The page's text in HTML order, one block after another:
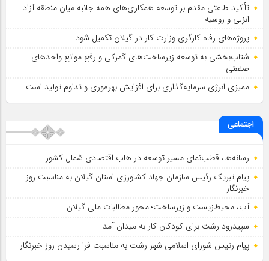
تأكید طاعتی مقدم بر توسعه همكاری‌های همه جانبه میان منطقه آزاد
انزلی و روسیه
پروژه‌های رفاه کارگری وزارت کار در گیلان تکمیل شود
شتاب‌بخشی به توسعه زیرساخت‌های گمركی و رفع موانع واحدهای
صنعتی
ممیزی انرژی سرمایه‌گذاری برای افزایش بهره‌وری و تداوم تولید است
اجتماعی
رسانه‌ها، قطب‌نمای مسیر توسعه در هاب اقتصادی شمال كشور
پیام تبریک رئیس سازمان جهاد کشاورزی استان گیلان به‌ مناسبت روز
خبرنگار
آب، محیط‌زیست و زیرساخت؛ محور مطالبات ملی گیلان
سپیدرود رشت برای کودکان کار به میدان آمد
پیام رئیس شورای اسلامي شهر رشت به مناسبت فرا رسیدن روز خبرنگار